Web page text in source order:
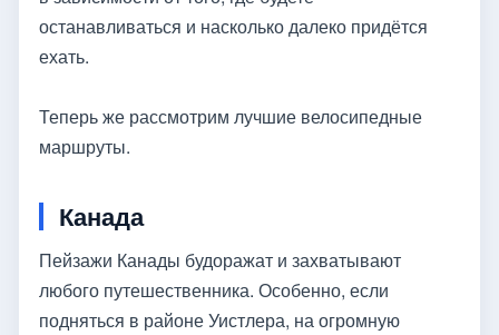
останавливаться и насколько далеко придётся
ехать.
Теперь же рассмотрим лучшие велосипедные
маршруты.
Канада
Пейзажи Канады будоражат и захватывают
любого путешественника. Особенно, если
подняться в районе Уистлера, на огромную